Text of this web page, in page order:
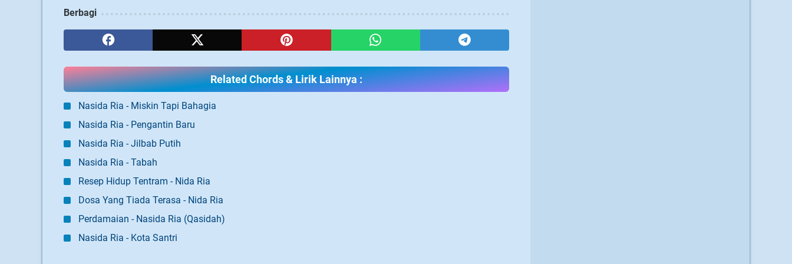
Berbagi
Related Chords & Lirik Lainnya :
Nasida Ria - Miskin Tapi Bahagia
Nasida Ria - Pengantin Baru
Nasida Ria - Jilbab Putih
Nasida Ria - Tabah
Resep Hidup Tentram - Nida Ria
Dosa Yang Tiada Terasa - Nida Ria
Perdamaian - Nasida Ria (Qasidah)
Nasida Ria - Kota Santri